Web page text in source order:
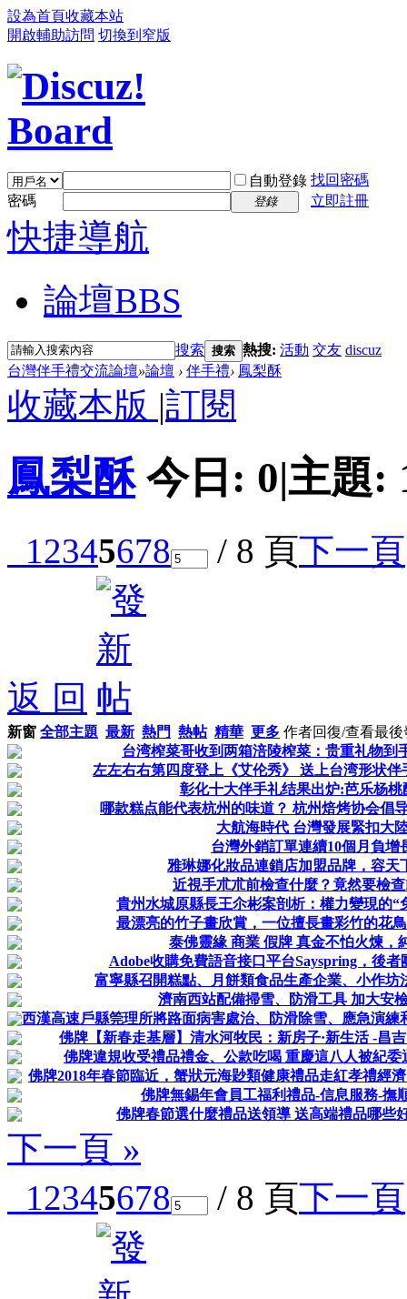
設為首頁收藏本站
開啟輔助訪問 切換到窄版
自動登錄 找回密碼
密碼
登錄 立即註冊
快捷導航
論壇BBS
搜索 搜索 熱搜: 活動 交友 discuz
台灣伴手禮交流論壇»論壇 › 伴手禮› 鳳梨酥
收藏本版 |訂閱
鳳梨酥 今日: 0|主題:
12345678 / 8 頁下一頁
返 回
新窗 全部主題 最新 熱門 熱帖 精華 更多 作者回復/查看最後
台湾榨菜哥收到两箱涪陵榨菜：贵重礼物到
左左右右第四度登上《艾伦秀》 送上台湾形状伴
彰化十大伴手礼结果出炉:芭乐杨桃
哪款糕点能代表杭州的味道？ 杭州焙烤协会倡
大航海時代 台灣發展緊扣大
台灣外銷訂單連續10個月負增
雅琳娜化妝品連鎖店加盟品牌，容天
近視手朮朮前檢查什麼？竟然要檢
貴州水城原縣長王尒彬案剖析：權力變現的“
最漂亮的竹子畫欣賞，一位擅長畫彩竹的花
泰佛靈緣 商業 假牌 真金不怕火煉，
Adobe收購免費語音接口平台Sayspring，後者
富寧縣召開糕點、月餅類食品生產企業、小作坊
濟南西站配備掃雪、防滑工具 加大安
西漢高速戶縣筦理所將路面病害處治、防滑除雪、應急演練
佛牌【新春走基層】清水河牧民：新房子·新生活 -昌
佛牌違規收受禮品禮金、公款吃喝 重慶這八人被紀委
佛牌2018年春節臨近，蟹狀元海尟類健康禮品走紅孝禮經
佛牌無錫年會員工福利禮品-信息服務-撫
佛牌春節選什麼禮品送領導 送高端禮品哪些
下一頁 »
12345678 / 8 頁下一頁